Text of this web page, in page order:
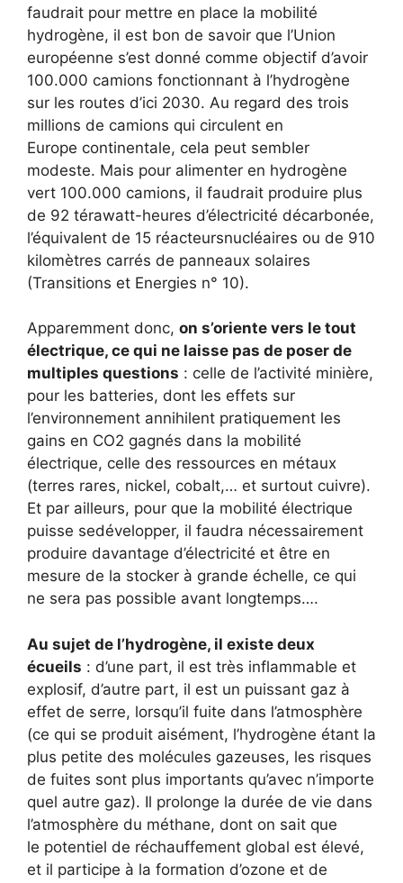
faudrait pour mettre en place la mobilité
hydrogène, il est bon de savoir que l’Union
européenne s’est donné comme objectif d’avoir
100.000 camions fonctionnant à l’hydrogène
sur les routes d’ici 2030. Au regard des trois
millions de camions qui circulent en
Europe continentale, cela peut sembler
modeste. Mais pour alimenter en hydrogène
vert 100.000 camions, il faudrait produire plus
de 92 térawatt-heures d’électricité décarbonée,
l’équivalent de 15 réacteursnucléaires ou de 910
kilomètres carrés de panneaux solaires
(Transitions et Energies n° 10).
Apparemment donc, on s’oriente vers le tout
électrique, ce qui ne laisse pas de poser de
multiples questions : celle de l’activité minière,
pour les batteries, dont les effets sur
l’environnement annihilent pratiquement les
gains en CO2 gagnés dans la mobilité
électrique, celle des ressources en métaux
(terres rares, nickel, cobalt,… et surtout cuivre).
Et par ailleurs, pour que la mobilité électrique
puisse sedévelopper, il faudra nécessairement
produire davantage d’électricité et être en
mesure de la stocker à grande échelle, ce qui
ne sera pas possible avant longtemps….
Au sujet de l’hydrogène, il existe deux
écueils : d’une part, il est très inflammable et
explosif, d’autre part, il est un puissant gaz à
effet de serre, lorsqu’il fuite dans l’atmosphère
(ce qui se produit aisément, l’hydrogène étant la
plus petite des molécules gazeuses, les risques
de fuites sont plus importants qu’avec n’importe
quel autre gaz). Il prolonge la durée de vie dans
l’atmosphère du méthane, dont on sait que
le potentiel de réchauffement global est élevé,
et il participe à la formation d’ozone et de